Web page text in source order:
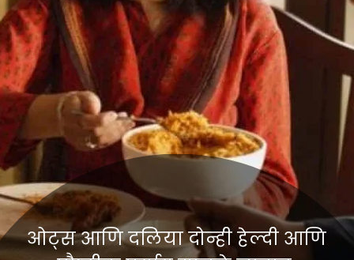
ओट्स आणि दलिया दोन्ही हेल्दी आणि